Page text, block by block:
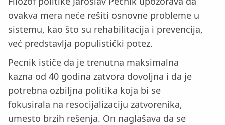
ovakva mera neće rešiti osnovne probleme u
sistemu, kao što su rehabilitacija i prevencija,
već predstavlja populistički potez.
Pecnik ističe da je trenutna maksimalna
kazna od 40 godina zatvora dovoljna i da je
potrebna ozbiljna politika koja bi se
fokusirala na resocijalizaciju zatvorenika,
umesto brzih rešenja. On naglašava da se